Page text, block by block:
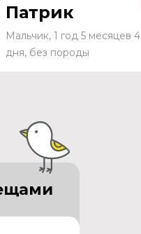
Патрик
Мальчик, 1 год 5 месяцев 4
дня, без породы